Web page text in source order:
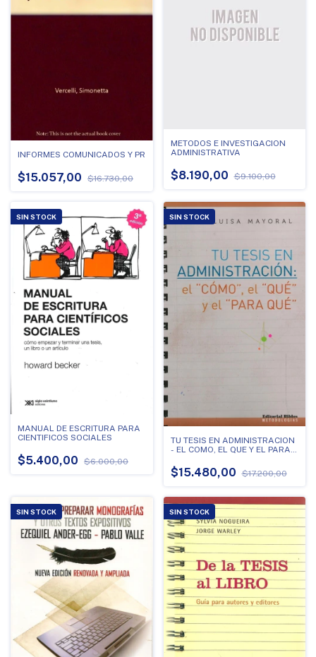
INFORMES COMUNICADOS Y PR
$15.057,00 $16.730,00
METODOS E INVESTIGACION
ADMINISTRATIVA
$8.190,00 $9.100,00
SIN STOCK
MANUAL DE ESCRITURA PARA
CIENTIFICOS SOCIALES
$5.400,00 $6.000,00
SIN STOCK
TU TESIS EN ADMINISTRACION
- EL COMO, EL QUE Y EL PARA
$15.480,00 $17.200,00
SIN STOCK SIN STOCK